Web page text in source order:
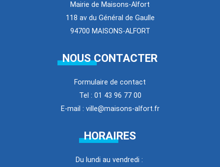
Mairie de Maisons-Alfort
118 av du Général de Gaulle
94700 MAISONS-ALFORT
NOUS CONTACTER
Formulaire de contact
Tel : 01 43 96 77 00
E-mail : ville@maisons-alfort.fr
HORAIRES
Du lundi au vendredi :